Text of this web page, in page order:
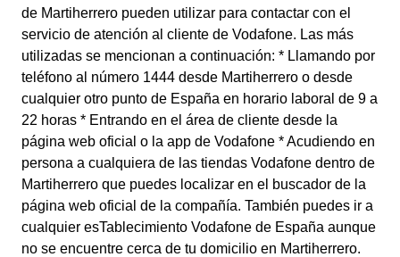
de Martiherrero pueden utilizar para contactar con el
servicio de atención al cliente de Vodafone. Las más
utilizadas se mencionan a continuación: * Llamando por
teléfono al número 1444 desde Martiherrero o desde
cualquier otro punto de España en horario laboral de 9 a
22 horas * Entrando en el área de cliente desde la
página web oficial o la app de Vodafone * Acudiendo en
persona a cualquiera de las tiendas Vodafone dentro de
Martiherrero que puedes localizar en el buscador de la
página web oficial de la compañía. También puedes ir a
cualquier esTablecimiento Vodafone de España aunque
no se encuentre cerca de tu domicilio en Martiherrero.